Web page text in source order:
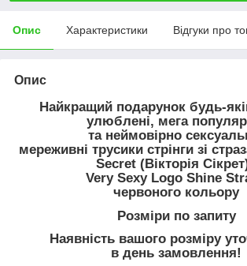
Опис Характеристики Відгуки про
Опис
Найкращий подарунок будь-
улюблені, мега
та неймовірно
мереживні трусики стрінги зі
Secret (Вікторія
Very Sexy Logo Shine
червоного кольору
Розміри по запиту
Наявність вашого розміру
в день замовлення!